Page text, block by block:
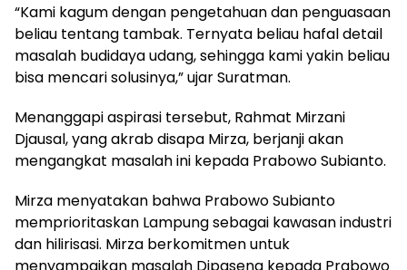
“Kami kagum dengan pengetahuan dan penguasaan
beliau tentang tambak. Ternyata beliau hafal detail
masalah budidaya udang, sehingga kami yakin beliau
bisa mencari solusinya,” ujar Suratman.
Menanggapi aspirasi tersebut, Rahmat Mirzani
Djausal, yang akrab disapa Mirza, berjanji akan
mengangkat masalah ini kepada Prabowo Subianto.
Mirza menyatakan bahwa Prabowo Subianto
memprioritaskan Lampung sebagai kawasan industri
dan hilirisasi. Mirza berkomitmen untuk